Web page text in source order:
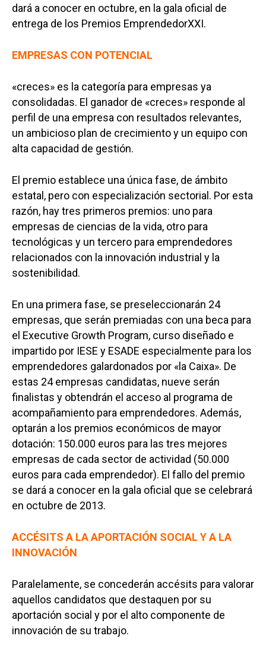
dará a conocer en octubre, en la gala oficial de
entrega de los Premios EmprendedorXXI.
EMPRESAS CON POTENCIAL
«creces» es la categoría para empresas ya
consolidadas. El ganador de «creces» responde al
perfil de una empresa con resultados relevantes,
un ambicioso plan de crecimiento y un equipo con
alta capacidad de gestión.
El premio establece una única fase, de ámbito
estatal, pero con especialización sectorial. Por esta
razón, hay tres primeros premios: uno para
empresas de ciencias de la vida, otro para
tecnológicas y un tercero para emprendedores
relacionados con la innovación industrial y la
sostenibilidad.
En una primera fase, se preseleccionarán 24
empresas, que serán premiadas con una beca para
el Executive Growth Program, curso diseñado e
impartido por IESE y ESADE especialmente para los
emprendedores galardonados por «la Caixa». De
estas 24 empresas candidatas, nueve serán
finalistas y obtendrán el acceso al programa de
acompañamiento para emprendedores. Además,
optarán a los premios económicos de mayor
dotación: 150.000 euros para las tres mejores
empresas de cada sector de actividad (50.000
euros para cada emprendedor). El fallo del premio
se dará a conocer en la gala oficial que se celebrará
en octubre de 2013.
ACCÉSITS A LA APORTACIÓN SOCIAL Y A LA
INNOVACIÓN
Paralelamente, se concederán accésits para valorar
aquellos candidatos que destaquen por su
aportación social y por el alto componente de
innovación de su trabajo.